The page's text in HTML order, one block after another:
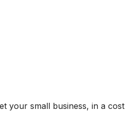
your small business, in a cost